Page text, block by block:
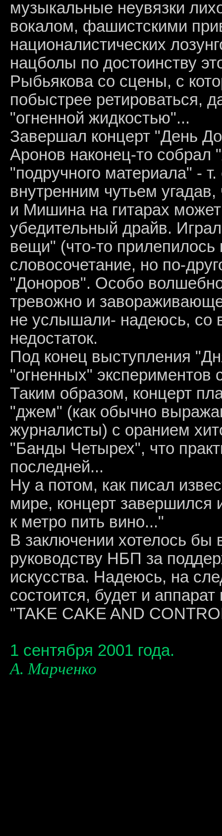
музыкальные неувязки
вокалом, фашистскими
националистических
нацболы по достоинству
Рыбьякова со сцены, с
побыстрее ретироваться,
"огненной жидкостью"...
Завершал концерт "День
Аронов наконец-то собрал
"подручного материала" -
внутренним чутьем
и Мишина на гитарах
убедительный драйв.
вещи" (что-то прилепилось
словосочетание, но по-
"Доноров". Особо
тревожно и
не услышали- надеюсь, со
недостаток.
Под конец выступления
"огненных"
Таким образом, концерт
"джем" (как обычно
журналисты) с оранием
"Банды Четырех", что
последней...
Ну а потом, как писал
мире, концерт завершился
к метро пить вино..."
В заключении хотелось бы
руководству НБП за
искусства. Надеюсь, на
состоится, будет и
"TAKE CAKE AND
1 сентября 2001 года.
А. Марченко